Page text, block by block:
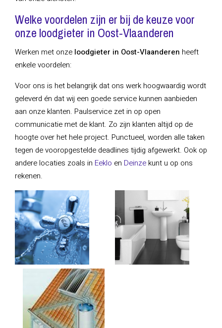
Welke voordelen zijn er bij de keuze voor
onze loodgieter in Oost-Vlaanderen
Werken met onze loodgieter in Oost-Vlaanderen heeft
enkele voordelen:
Voor ons is het belangrijk dat ons werk hoogwaardig wordt
geleverd én dat wij een goede service kunnen aanbieden
aan onze klanten. Paulservice zet in op open
communicatie met de klant. Zo zijn klanten altijd op de
hoogte over het hele project. Punctueel, worden alle taken
tegen de vooropgestelde deadlines tijdig afgewerkt. Ook op
andere locaties zoals in Eeklo en Deinzekunt u op ons
rekenen.